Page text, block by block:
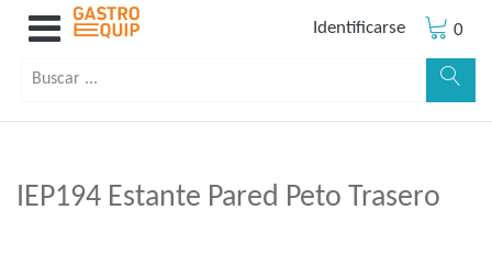
Identificarse 0
IEP194 Estante Pared Peto Trasero